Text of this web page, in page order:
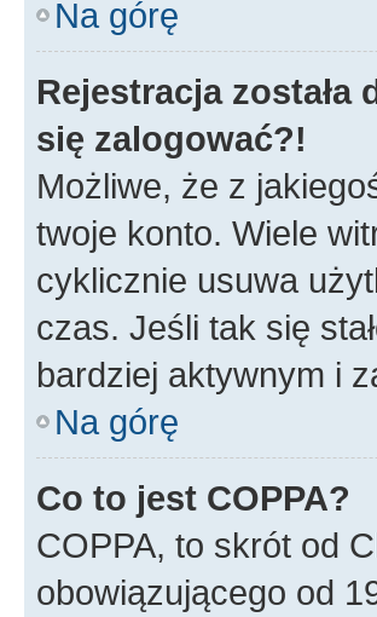
Na górę
Rejestracja została
się zalogować?!
Możliwe, że z
twoje konto. Wiele
cyklicznie usuwa
czas. Jeśli tak się
bardziej aktywnym i
Na górę
Co to jest COPPA?
COPPA, to skrót od
obowiązującego od